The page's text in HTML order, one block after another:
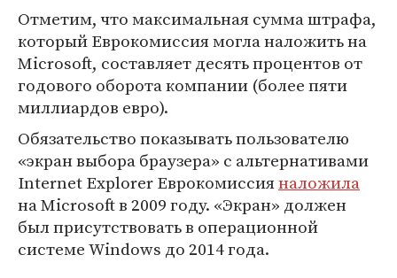
Отметим, что максимальная сумма штрафа,
который Еврокомиссия могла наложить на
Microsoft, составляет десять процентов от
годового оборота компании (более пяти
миллиардов евро).
Обязательство показывать пользователю
«экран выбора браузера» с альтернативами
Internet Explorer Еврокомиссияналожила
на Microsoft в 2009 году. «Экран» должен
был присутствовать в операционной
системе Windows до 2014 года.